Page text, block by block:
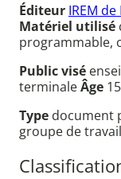
Éditeur IREM de
Matériel utilisé
programmable,
Public visé
terminaleÂge
Type document
groupe de travail